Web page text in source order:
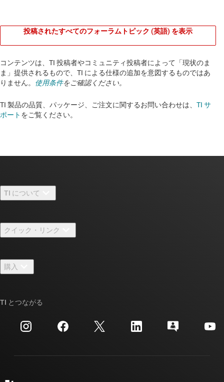
投稿されたすべてのフォーラムトピック (英語) を表示
コンテンツは、TI 投稿者やコミュニティ投稿者によって「現状のま
ま」提供されるもので、TI による仕様の追加を意図するものではあ
りません。 使用条件をご確認ください。
TI 製品の品質、パッケージ、ご注文に関するお問い合わせは、 TI サ
ポート をご覧ください。​​​​​​​​​​​​​​
TI について
採用情報
ニュース
イベント
投資家向け情報
クイック・リンク
TI E2E™ 設計サポート・フォーラム
クロスリファレンス検索
カスタマー・サポート・センター
購入
ご注文に関する FAQ
TI とつながる